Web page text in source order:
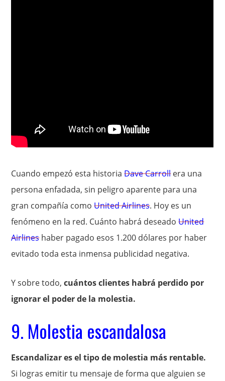
Cuando empezó esta historiaDave Carrollera una
persona enfadada, sin peligro aparente para una
gran compañía comoUnited Airlines. Hoy es un
fenómeno en la red. Cuánto habrá deseadoUnited
Airlineshaber pagado esos 1.200 dólares por haber
evitado toda esta inmensa publicidad negativa.
Y sobre todo,cuántos clientes habrá perdido por
ignorar el poder de la molestia.
9. Molestia escandalosa
Escandalizar es el tipo de molestia más rentable.
Si logras emitir tu mensaje de forma que alguien se